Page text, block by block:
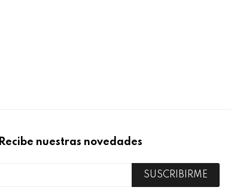
Recibe nuestras novedades
SUSCRIBIRME